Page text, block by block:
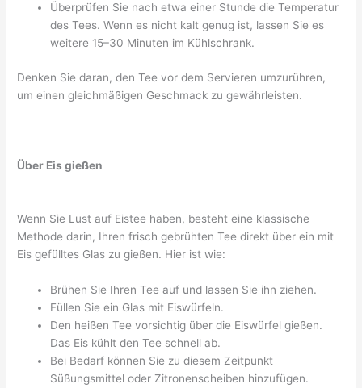
Überprüfen Sie nach etwa einer Stunde die Temperatur
des Tees. Wenn es nicht kalt genug ist, lassen Sie es
weitere 15–30 Minuten im Kühlschrank.
Denken Sie daran, den Tee vor dem Servieren umzurühren,
um einen gleichmäßigen Geschmack zu gewährleisten.
Über Eis gießen
Wenn Sie Lust auf Eistee haben, besteht eine klassische
Methode darin, Ihren frisch gebrühten Tee direkt über ein mit
Eis gefülltes Glas zu gießen. Hier ist wie:
Brühen Sie Ihren Tee auf und lassen Sie ihn ziehen.
Füllen Sie ein Glas mit Eiswürfeln.
Den heißen Tee vorsichtig über die Eiswürfel gießen.
Das Eis kühlt den Tee schnell ab.
Bei Bedarf können Sie zu diesem Zeitpunkt
Süßungsmittel oder Zitronenscheiben hinzufügen.